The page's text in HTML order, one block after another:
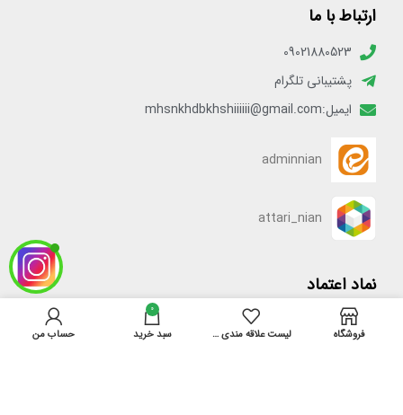
ارتباط با ما
09021880523
پشتیبانی تلگرام
ایمیل:mhsnkhdbkhshiiiiii@gmail.com
adminnian
attari_nian
نماد اعتماد
فروشگاه لیست علاقه مندی ها
0
سبد خرید حساب من